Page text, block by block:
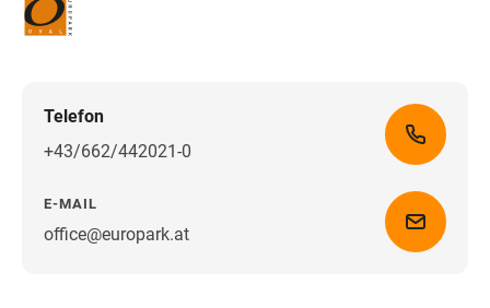
Telefon
+43/662/442021-0
E-MAIL
office@europark.atWegbeschreibung erhalten